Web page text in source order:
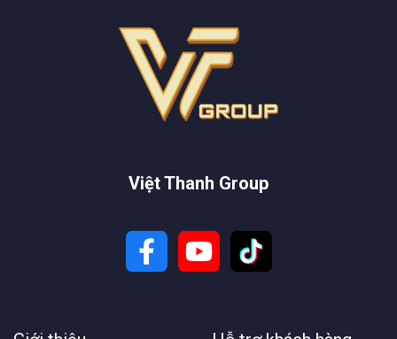
nghiệt, từ lạnh giá đến nóng bỏng, mà không làm giảm hiệu
suất. Điều này đảm bảo rằng máy GNSS RTK Unistrong có
thể hoạt động liên tục trong các dự án đo đạc ngoài trời, từ
thành thị đến vùng núi hay sa mạc.
nhất hiện nay
là một trong những thiết bị GNSS RTK
Việt Thanh Group